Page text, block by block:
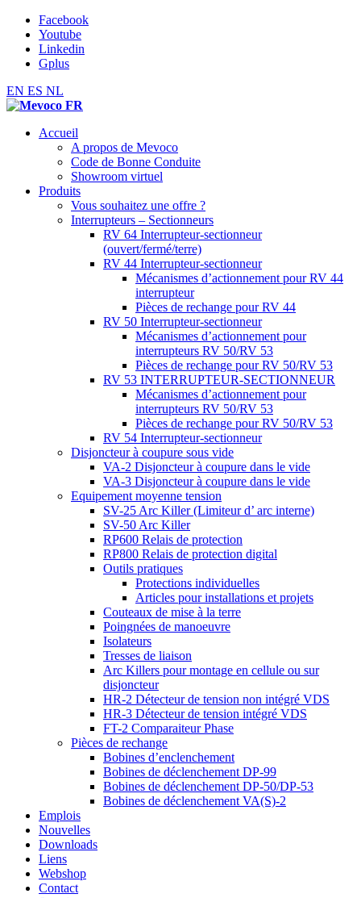
Facebook
Youtube
Linkedin
Gplus
EN ES NL
Accueil
A propos de Mevoco
Code de Bonne Conduite
Showroom virtuel
Produits
Vous souhaitez une offre ?
Interrupteurs – Sectionneurs
RV 64 Interrupteur-sectionneur
(ouvert/fermé/terre)
RV 44 Interrupteur-sectionneur
Mécanismes d’actionnement pour RV 44
interrupteur
Pièces de rechange pour RV 44
RV 50 Interrupteur-sectionneur
Mécanismes d’actionnement pour
interrupteurs RV 50/RV 53
Pièces de rechange pour RV 50/RV 53
RV 53 INTERRUPTEUR-SECTIONNEUR
Mécanismes d’actionnement pour
interrupteurs RV 50/RV 53
Pièces de rechange pour RV 50/RV 53
RV 54 Interrupteur-sectionneur
Disjoncteur à coupure sous vide
VA-2 Disjoncteur à coupure dans le vide
VA-3 Disjoncteur à coupure dans le vide
Equipement moyenne tension
SV-25 Arc Killer (Limiteur d’ arc interne)
SV-50 Arc Killer
RP600 Relais de protection
RP800 Relais de protection digital
Outils pratiques
Protections individuelles
Articles pour installations et projets
Couteaux de mise à la terre
Poingnées de manoeuvre
Isolateurs
Tresses de liaison
Arc Killers pour montage en cellule ou sur
disjoncteur
HR-2 Détecteur de tension non intégré VDS
HR-3 Détecteur de tension intégré VDS
FT-2 Comparaiteur Phase
Pièces de rechange
Bobines d’enclenchement
Bobines de déclenchement DP-99
Bobines de déclenchement DP-50/DP-53
Bobines de déclenchement VA(S)-2
Emplois
Nouvelles
Downloads
Liens
Webshop
Contact